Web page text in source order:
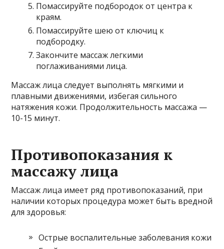
Помассируйте подбородок от центра к
краям.
Помассируйте шею от ключиц к
подбородку.
Закончите массаж легкими
поглаживаниями лица.
Массаж лица следует выполнять мягкими и
плавными движениями, избегая сильного
натяжения кожи. Продолжительность массажа —
10-15 минут.
Противопоказания к
массажу лица
Массаж лица имеет ряд противопоказаний, при
наличии которых процедура может быть вредной
для здоровья:
Острые воспалительные заболевания кожи